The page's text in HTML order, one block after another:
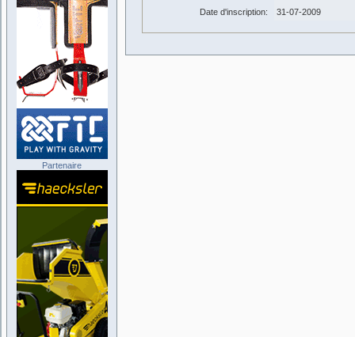
Date d'inscription:
31-07-2009
Partenaire